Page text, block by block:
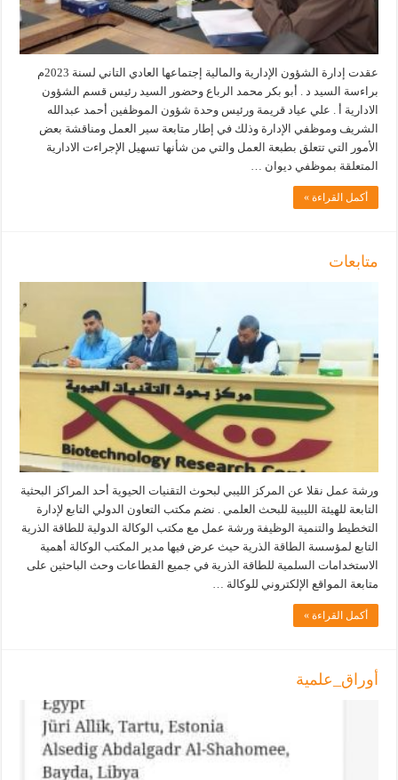
عقدت إدارة الشؤون الإدارية والمالية إجتماعها العادي التاني لسنة 2023م
براءسة السيد د . أبو بكر محمد الرباع وحضور السيد رئيس قسم الشؤون
الادارية أ . علي عياد قريمة ورئيس وحدة شؤون الموظفين أحمد عبدالله
الشريف وموظفي الإدارة وذلك في إطار متابعة سير العمل ومناقشة بعض
الأمور التي تتعلق بطبعة العمل والتي من شأنها تسهيل الإجراءت الادارية
المتعلقة بموظفي ديوان …
أكمل القراءة »
متابعات
ورشة عمل نقلا عن المركز الليبي لبحوث التقنيات الحيوية أحد المراكز البحثية
التابعة للهيئة الليبية للبحث العلمي . نضم مكتب التعاون الدولي التابع لإدارة
التخطيط والتنمية الوظيفة ورشة عمل مع مكتب الوكالة الدولية للطاقة الذرية
التابع لمؤسسة الطاقة الذرية حيث عرض فيها مدير المكتب الوكالة أهمية
الاستخدامات السلمية للطاقة الذرية في جميع القطاعات وحث الباحثين على
متابعة المواقع الإلكتروني للوكالة …
أكمل القراءة »
أوراق_علمية